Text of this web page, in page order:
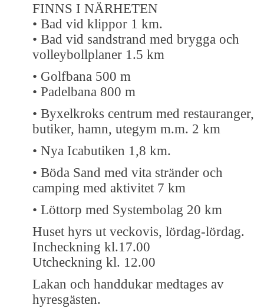
FINNS I NÄRHETEN
• Bad vid klippor 1 km.
• Bad vid sandstrand med brygga och
volleybollplaner 1.5 km
• Golfbana 500 m
• Padelbana 800 m
• Byxelkroks centrum med restauranger,
butiker, hamn, utegym m.m. 2 km
• Nya Icabutiken 1,8 km.
• Böda Sand med vita stränder och
camping med aktivitet 7 km
• Löttorp med Systembolag 20 km
Huset hyrs ut veckovis, lördag-lördag.
Incheckning kl.17.00
Utcheckning kl. 12.00
Lakan och handdukar medtages av
hyresgästen.